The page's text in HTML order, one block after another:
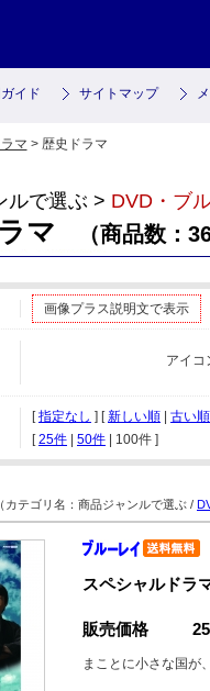
イド サイトマップ
マ > 歴史ドラマ
ルで選ぶ > DVD・ブ
マ （商品数：36
画像プラス説明文で表示
アイコ
[指定なし ] [新しい順 古い順
[ 25件 50件 100件 ]
テゴリ名：商品ジャンルで選ぶ /
スペシャルドラ
販売価格
まことに小さな国が